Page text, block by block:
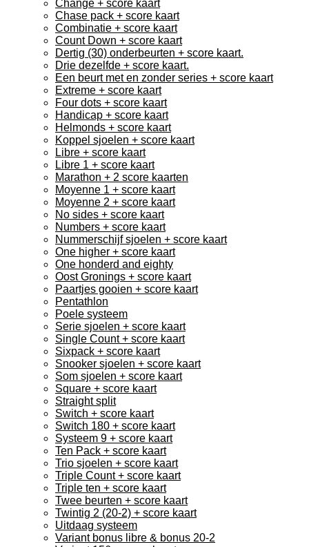
Change + score kaart
Chase pack + score kaart
Combinatie + score kaart
Count Down + score kaart
Dertig (30) onderbeurten + score kaart.
Drie dezelfde + score kaart.
Een beurt met en zonder series + score kaart
Extreme + score kaart
Four dots + score kaart
Handicap + score kaart
Helmonds + score kaart
Koppel sjoelen + score kaart
Libre + score kaart
Libre 1 + score kaart
Marathon + 2 score kaarten
Moyenne 1 + score kaart
Moyenne 2 + score kaart
No sides + score kaart
Numbers + score kaart
Nummerschijf sjoelen + score kaart
One higher + score kaart
One honderd and eighty
Oost Gronings + score kaart
Paartjes gooien + score kaart
Pentathlon
Poele systeem
Serie sjoelen + score kaart
Single Count + score kaart
Sixpack + score kaart
Snooker sjoelen + score kaart
Som sjoelen + score kaart
Square + score kaart
Straight split
Switch + score kaart
Switch 180 + score kaart
Systeem 9 + score kaart
Ten Pack + score kaart
Trio sjoelen + score kaart
Triple Count + score kaart
Triple ten + score kaart
Twee beurten + score kaart
Twintig 2 (20-2) + score kaart
Uitdaag systeem
Variant bonus libre & bonus 20-2